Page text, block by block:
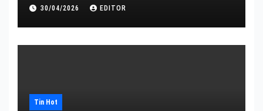
30/04/2026 EDITOR
Tin Hot